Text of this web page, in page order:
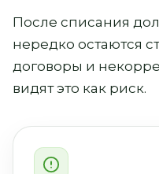
После списания
нередко остаются
договоры и
видят это как риск.